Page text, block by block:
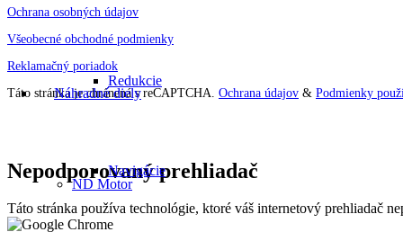
Redukcie
Navigácie
Náhradné diely
ND Motor
Ochrana osobných údajov
Všeobecné obchodné podmienky
Reklamačný poriadok
Táto stránka je chránená s reCAPTCHA. Ochrana údajov & Podmienky
Nepodporovaný prehliadač
Táto stránka používa technológie, ktoré váš internetový prehliadač